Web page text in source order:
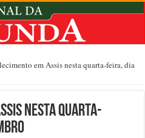
em Assis nesta quarta-feira, dia
nesta quarta-